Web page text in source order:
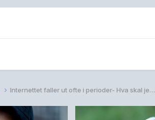
Internettet faller ut ofte i perioder- Hva skal jeg gjøre?